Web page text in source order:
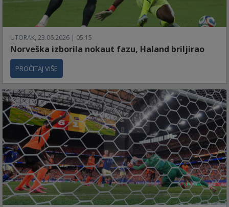
UTORAK, 23.06.2026 | 05:15
Norveška izborila nokaut fazu, Haland briljirao
PROČITAJ VIŠE